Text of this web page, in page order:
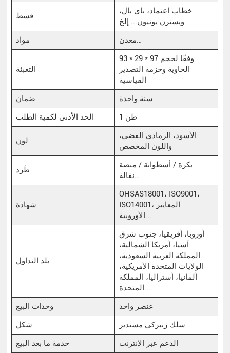
قسط
خطاب اعتماد، باي بال،
ويسترن يونيون... إلخ
مواد
التعبئة
93 * 29 * 97 وفقًا لحجم
الحاوية وحزمة التصدير
القياسية
ضمان
سنة واحدة
الحد الأدنى لكمية الطلب
1 طن
لون
الأسود، الرمادي الفضي،
واللون المخصص
طَرد
بكرة / أسطوانة / منصة
شهادة
OHSAS18001، ISO9001،
ISO14001، المعايير
بلد التداول
أوروبا، أفريقيا، جنوب شرق
آسيا، أمريكا الشمالية،
المملكة العربية السعودية،
الولايات المتحدة الأمريكية،
ألمانيا، أستراليا، المملكة
وحدات البيع
عنصر واحد
شكل
سلك زنبركي مستدير
خدمة ما بعد البيع
الدعم عبر الإنترنت